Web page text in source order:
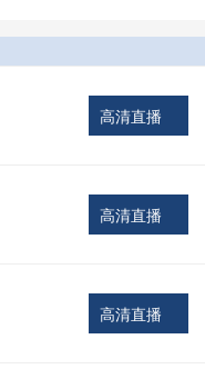
高清直播
高清直播
高清直播